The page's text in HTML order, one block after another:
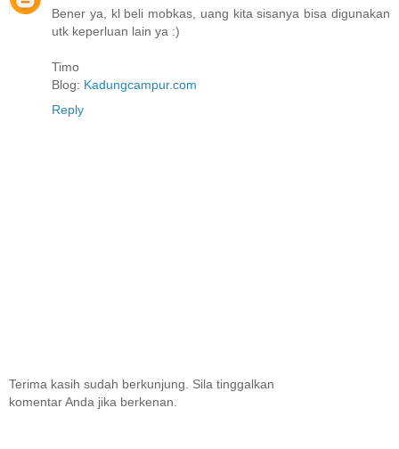
Bener ya, kl beli mobkas, uang kita sisanya bisa digunakan
utk keperluan lain ya :)
Timo
Blog: Kadungcampur.com
Reply
Terima kasih sudah berkunjung. Sila tinggalkan
komentar Anda jika berkenan.